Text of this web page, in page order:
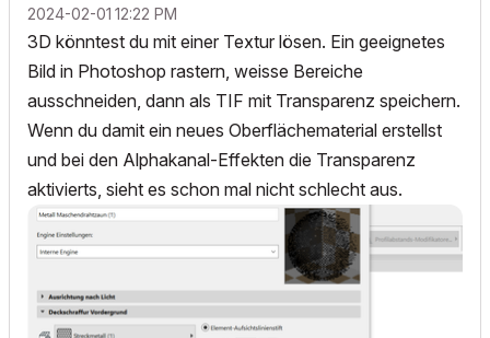
‎2024-02-01 12:22 PM
3D könntest du mit einer Textur lösen. Ein geeignetes
Bild in Photoshop rastern, weisse Bereiche
ausschneiden, dann als TIF mit Transparenz speichern.
Wenn du damit ein neues Oberflächematerial erstellst
und bei den Alphakanal-Effekten die Transparenz
aktivierts, sieht es schon mal nicht schlecht aus.